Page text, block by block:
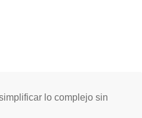
lo complejo sin